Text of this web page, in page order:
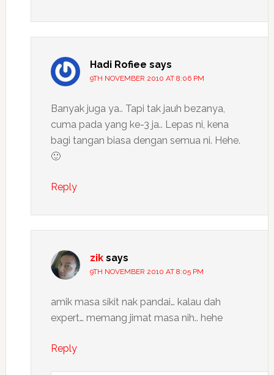
Hadi Rofiee says
9TH NOVEMBER 2010 AT 8:06 PM
Banyak juga ya.. Tapi tak jauh bezanya,
cuma pada yang ke-3 ja.. Lepas ni, kena
bagi tangan biasa dengan semua ni. Hehe.
🙂
Reply
zik says
9TH NOVEMBER 2010 AT 8:05 PM
amik masa sikit nak pandai… kalau dah
expert… memang jimat masa nih.. hehe
Reply